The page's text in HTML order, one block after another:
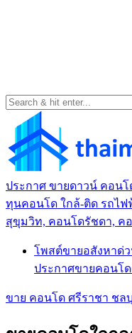
ประกาศ ขายดาวน์ คอน
ทุนคอนโด ใกล้-ติด รถไฟ
สุขุมวิท, คอนโดรัชดา, ค
โพสต์ขายอสังหาด่
ประกาศขายคอนโ
ขาย คอนโด ศรีราชา ชล